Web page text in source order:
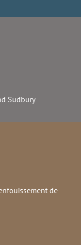
Sudbury
de